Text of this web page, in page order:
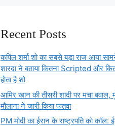
Recent Posts
कपिल शर्मा शो का सबसे बड़ा राज आया
शारदा ने बताया कितना Scripted और
होता है शो
आमिर खान की तीसरी शादी पर मचा बवाल,
मौलाना ने जारी किया फतवा
PM मोदी का ईरान के राष्ट्रपति को कॉल: